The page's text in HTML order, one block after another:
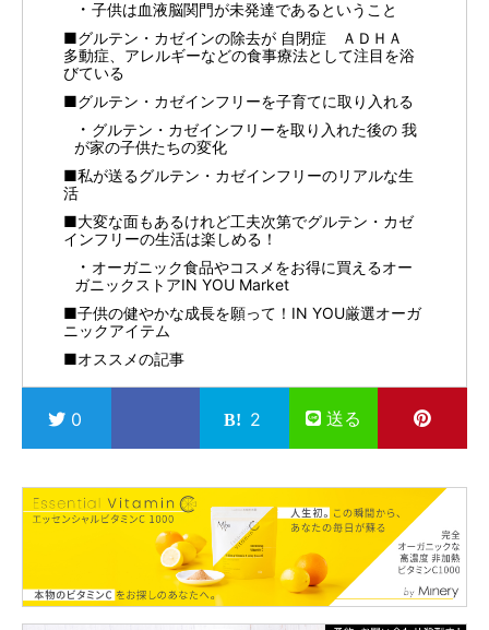
子供は血液脳関門が未発達であるということ
■グルテン・カゼインの除去が 自閉症 ＡＤＨＡ
多動症、アレルギーなどの食事療法として注目を浴
びている
■グルテン・カゼインフリーを子育てに取り入れる
グルテン・カゼインフリーを取り入れた後の 我
が家の子供たちの変化
■私が送るグルテン・カゼインフリーのリアルな生
活
■大変な面もあるけれど工夫次第でグルテン・カゼ
インフリーの生活は楽しめる！
オーガニック食品やコスメをお得に買えるオー
ガニックストアIN YOU Market
■子供の健やかな成長を願って！IN YOU厳選オーガ
ニックアイテム
■オススメの記事
0 2 送る